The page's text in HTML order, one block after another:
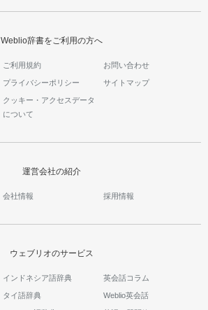
Weblio辞書をご利用の方へ
ご利用規約 お問い合わせ
プライバシーポリシー サイトマップ
クッキー・アクセスデータ
について
運営会社の紹介
会社情報 採用情報
ウェブリオのサービス
インドネシア語辞典
タイ語辞典
英会話コラム
Weblio英会話